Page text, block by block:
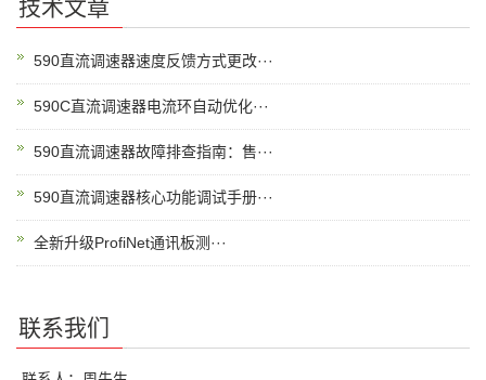
技术文章
590直流调速器速度反馈方式更改···
590C直流调速器电流环自动优化···
590直流调速器故障排查指南：售···
590直流调速器核心功能调试手册···
全新升级ProfiNet通讯板测···
联系我们